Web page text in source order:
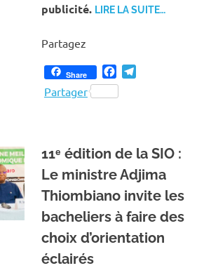
publicité. LIRE LA SUITE…
Partagez
Share Facebook
Partager
11ᵉ édition de la SIO :
Le ministre Adjima
Thiombiano invite les
bacheliers à faire des
choix d’orientation
éclairés